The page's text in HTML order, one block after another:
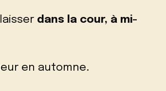
dans la cour, à mi-
en automne.